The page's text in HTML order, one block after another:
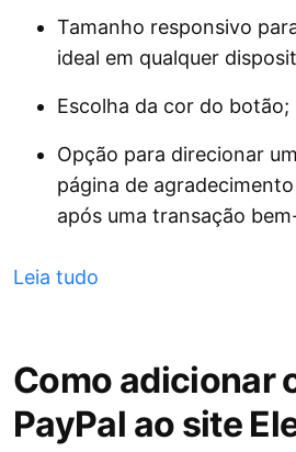
Tamanho responsivo
ideal em qualquer
Escolha da cor do botão;
Opção para direcionar
página de
após uma transação
Leia tudo
Como adicionar
PayPal ao site